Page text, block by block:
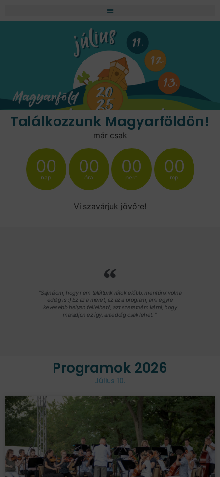
Találkozzunk Magyarföldön!
már csak
00
nap
00
óra
00
perc
00
mp
Viiszavárjuk jövőre!
"Sajnálom, hogy nem találtunk rátok előbb, mentünk volna
eddig is :) Ez az a méret, ez az a program, ami egyre
kevesebb helyen fellelhető, azt szeretném kérni, hogy
maradjon ez így, ameddig csak lehet. "
Programok 2026
Július 10.